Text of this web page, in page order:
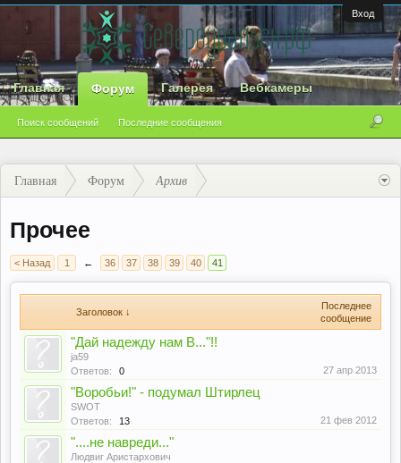
Вход
Главная Форум
Поиск сообщений Последние сообщения
Галерея Вебкамеры
Главная Форум Архив
Прочее
< Назад 1 ← 36 37 38 39 40 41
Заголовок ↓
Последнее
сообщение
"Дай надежду нам В..."!!
ja59
Ответов:
0 27 апр 2013
"Воробьи!" - подумал Штирлец
SWOT
Ответов:
13 21 фев 2012
"....не навреди..."
Людвиг Аристархович